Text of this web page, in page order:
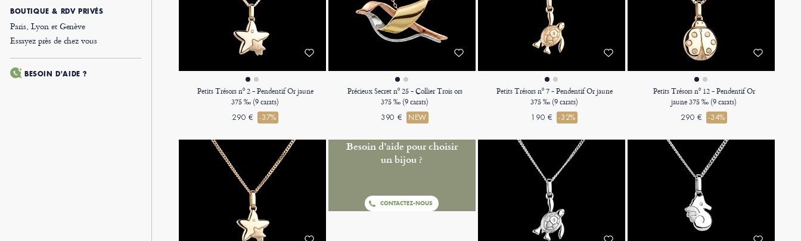
BOUTIQUE & RDV PRIVÉS
Paris, Lyon et Genève
Essayez près de chez vous
BESOIN D'AIDE ?
Petits Trésors nº 2 - Pendentif Or jaune
375 ‰ (9 carats)
290 € -37%
Précieux Secret nº 25 - Collier Trois ors
375 ‰ (9 carats)
390 € NEW
Petits Trésors nº 7 - Pendentif Or jaune
375 ‰ (9 carats)
190 € -32%
Petits Trésors nº 12 - Pendentif Or
jaune 375 ‰ (9 carats)
290 € -34%
Besoin d’aide pour choisir
un bijou ?
CONTACTEZ-NOUS